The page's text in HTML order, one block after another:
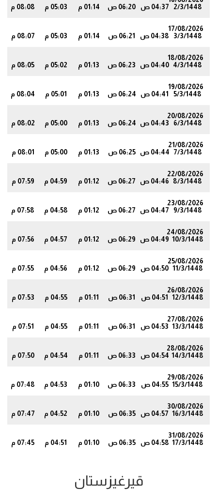
2/3/1448
04:37 ص 06:20 ص 01:14 م 05:03 م 08:08 م
17/08/2026
3/3/1448
04:38 ص 06:21 ص 01:14 م 05:03 م 08:07 م
18/08/2026
4/3/1448 04:40 ص 06:23 ص 01:13 م 05:02 م 08:05 م
19/08/2026
5/3/1448
04:41 ص 06:24 ص 01:13 م 05:01 م 08:04 م
20/08/2026
6/3/1448
04:43 ص 06:24 ص 01:13 م 05:00 م 08:02 م
21/08/2026
7/3/1448
04:44 ص 06:25 ص 01:13 م 05:00 م 08:01 م
22/08/2026
8/3/1448
04:46 ص 06:27 ص 01:12 م 04:59 م 07:59 م
23/08/2026
9/3/1448
04:47 ص 06:27 ص 01:12 م 04:58 م 07:58 م
24/08/2026
10/3/1448 04:49 ص 06:29 ص 01:12 م 04:57 م 07:56 م
25/08/2026
11/3/1448 04:50 ص 06:29 ص 01:12 م 04:56 م 07:55 م
26/08/2026
12/3/1448
04:51 ص 06:31 ص 01:11 م 04:55 م 07:53 م
27/08/2026
13/3/1448 04:53 ص 06:31 ص 01:11 م 04:55 م 07:51 م
28/08/2026
14/3/1448 04:54 ص 06:33 ص 01:11 م 04:54 م 07:50 م
29/08/2026
15/3/1448 04:55 ص 06:33 ص 01:10 م 04:53 م 07:48 م
30/08/2026
16/3/1448 04:57 ص 06:35 ص 01:10 م 04:52 م 07:47 م
31/08/2026
17/3/1448 04:58 ص 06:35 ص 01:10 م 04:51 م 07:45 م
قيرغيزستان